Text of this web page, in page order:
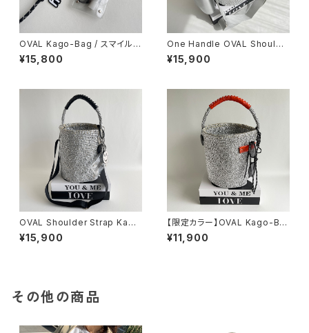
OVAL Kago-Bag / スマイルチ
ャーム＆エコバッグ付
¥15,800
One Handle OVAL Shoulde
r Strap Bag ＆ mini body ba
g
¥15,900
OVAL Shoulder Strap Kago
-Bag / Smile charm / BLAC
K
¥15,900
【限定カラー】OVAL Kago-Ba
g / megane holder / ORAN
GE
¥11,900
その他の商品